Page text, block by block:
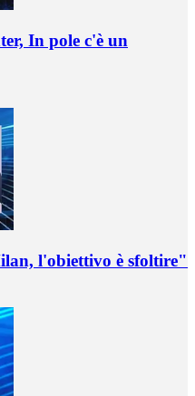
In pole c'è un
l'obiettivo è sfoltire"